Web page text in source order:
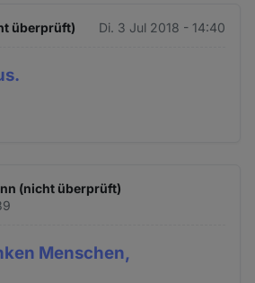
überprüft) Di. 3 Jul 2018 - 14:40
(nicht überprüft)
Menschen,